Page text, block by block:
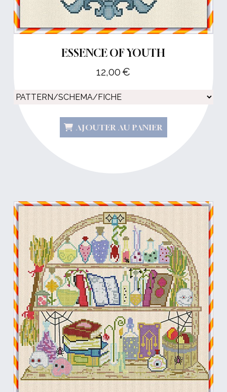
ESSENCE OF YOUTH
12,00€
AJOUTER AU PANIER